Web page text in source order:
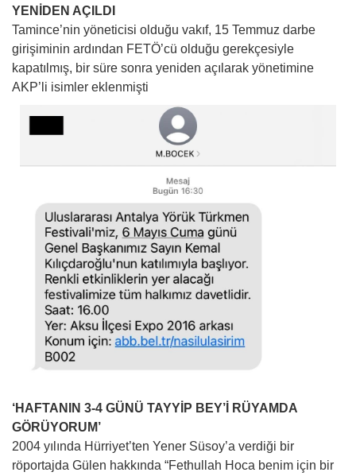
YENİDEN AÇILDI
Tamince’nin yöneticisi olduğu vakıf, 15 Temmuz darbe
girişiminin ardından FETÖ’cü olduğu gerekçesiyle
kapatılmış, bir süre sonra yeniden açılarak yönetimine
AKP’li isimler eklenmişti
‘HAFTANIN 3-4 GÜNÜ TAYYİP BEY’İ RÜYAMDA
GÖRÜYORUM’
2004 yılında Hürriyet’ten Yener Süsoy’a verdiği bir
röportajda Gülen hakkında “Fethullah Hoca benim için bir